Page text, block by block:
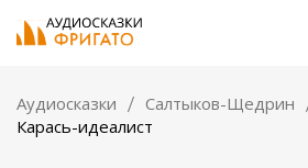
Аудиосказки
Салтыков-Щедрин
Карась-идеалист